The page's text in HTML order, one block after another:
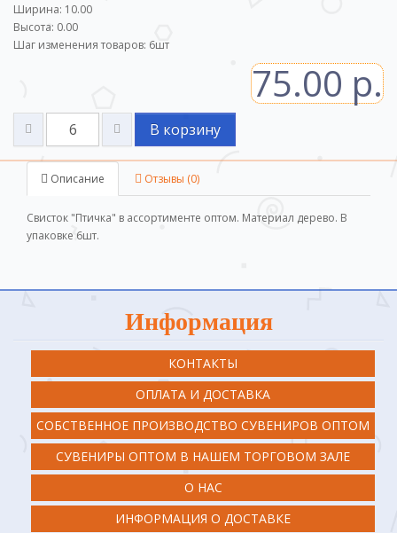
Ширина: 10.00
Высота: 0.00
Шаг изменения товаров: 6шт
75.00 р.
В корзину
Описание Отзывы (0)
Свисток "Птичка" в ассортименте оптом. Материал дерево. В
упаковке 6шт.
Информация
КОНТАКТЫ
ОПЛАТА И ДОСТАВКА
СОБСТВЕННОЕ ПРОИЗВОДСТВО СУВЕНИРОВ ОПТОМ
СУВЕНИРЫ ОПТОМ В НАШЕМ ТОРГОВОМ ЗАЛЕ
О НАС
ИНФОРМАЦИЯ О ДОСТАВКЕ